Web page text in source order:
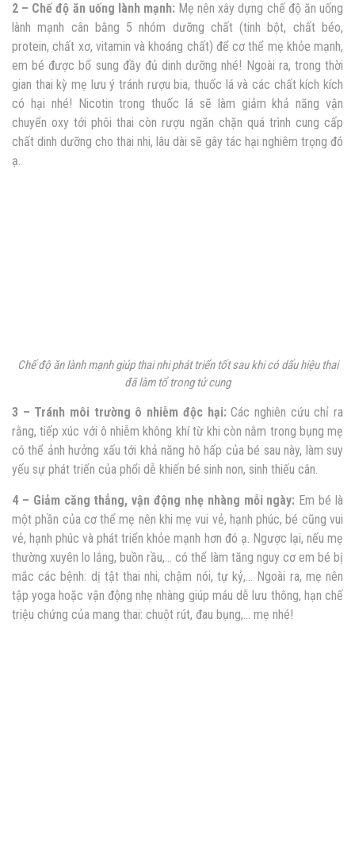
2 – Chế độ ăn uống lành mạnh: Mẹ nên xây dựng chế độ ăn uống
lành mạnh cân bằng 5 nhóm dưỡng chất (tinh bột, chất béo,
protein, chất xơ, vitamin và khoáng chất) để cơ thể mẹ khỏe mạnh,
em bé được bổ sung đầy đủ dinh dưỡng nhé! Ngoài ra, trong thời
gian thai kỳ mẹ lưu ý tránh rượu bia, thuốc lá và các chất kích kích
có hại nhé! Nicotin trong thuốc lá sẽ làm giảm khả năng vận
chuyển oxy tới phôi thai còn rượu ngăn chặn quá trình cung cấp
chất dinh dưỡng cho thai nhi, lâu dài sẽ gây tác hại nghiêm trọng đó
ạ.
Chế độ ăn lành mạnh giúp thai nhi phát triển tốt sau khi có dấu hiệu thai
đã làm tổ trong tử cung
3 – Tránh môi trường ô nhiễm độc hại: Các nghiên cứu chỉ ra
rằng, tiếp xúc với ô nhiễm không khí từ khi còn nằm trong bụng mẹ
có thể ảnh hưởng xấu tới khả năng hô hấp của bé sau này, làm suy
yếu sự phát triển của phổi dễ khiến bé sinh non, sinh thiếu cân.
4 – Giảm căng thẳng, vận động nhẹ nhàng mỗi ngày: Em bé là
một phần của cơ thể mẹ nên khi mẹ vui vẻ, hạnh phúc, bé cũng vui
vẻ, hạnh phúc và phát triển khỏe mạnh hơn đó ạ. Ngược lại, nếu mẹ
thường xuyên lo lắng, buồn rầu,… có thể làm tăng nguy cơ em bé bị
mắc các bệnh: dị tật thai nhi, chậm nói, tự kỷ,… Ngoài ra, mẹ nên
tập yoga hoặc vận động nhẹ nhàng giúp máu dễ lưu thông, hạn chế
triệu chứng của mang thai: chuột rút, đau bụng,… mẹ nhé!